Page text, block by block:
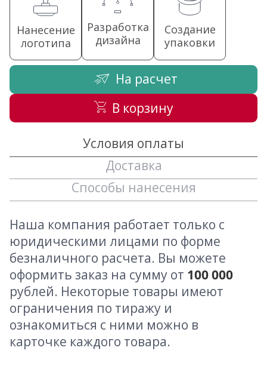
Нанесение
логотипа
Разработка
дизайна
Создание
упаковки
На расчет
В корзину
Условия оплаты
Доставка
Способы нанесения
Наша компания работает только с
юридическими лицами по форме
безналичного расчета. Вы можете
оформить заказ на сумму от 100 000
рублей. Некоторые товары имеют
ограничения по тиражу и
ознакомиться с ними можно в
карточке каждого товара.